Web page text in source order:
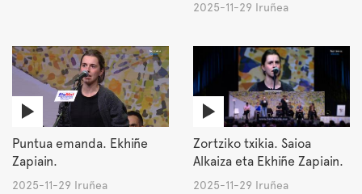
2025-11-29 Iruñea
Puntua emanda. Ekhiñe
Zapiain.
2025-11-29 Iruñea
Zortziko txikia. Saioa
Alkaiza eta Ekhiñe Zapiain.
2025-11-29 Iruñea